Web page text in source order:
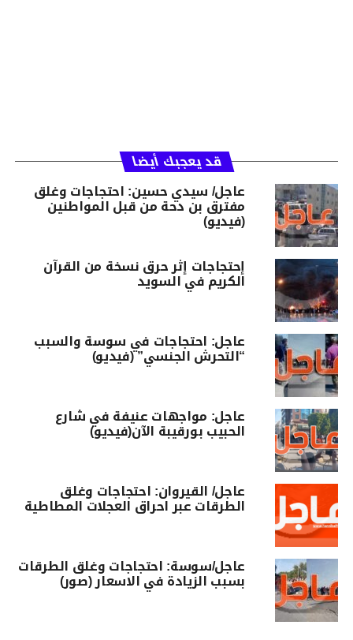
قد يعجبك أيضا
عاجل/ سيدي حسين: احتجاجات وغلق
مفترق بن دحة من قبل المواطنين
(فيديو)
إحتجاجات إثر حرق نسخة من القرآن
الكريم في السويد
عاجل: احتجاجات في سوسة والسبب
“التحرش الجنسي” (فيديو)
عاجل: مواجهات عنيفة في شارع
الحبيب بورقيبة الآن(فيديو)
عاجل/ القيروان: احتجاجات وغلق
الطرقات عبر احراق العجلات المطاطية
عاجل/سوسة: احتجاجات وغلق الطرقات
بسبب الزيادة في الاسعار (صور)